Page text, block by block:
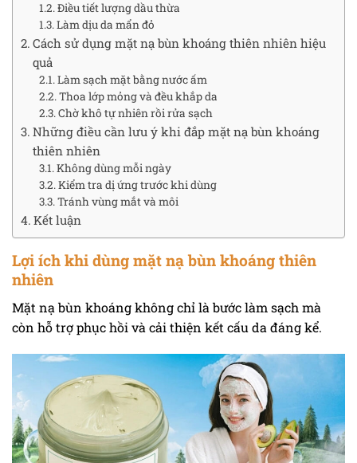
Điều tiết lượng dầu thừa
Làm dịu da mẩn đỏ
Cách sử dụng mặt nạ bùn khoáng thiên nhiên hiệu
quả
Làm sạch mặt bằng nước ấm
Thoa lớp mỏng và đều khắp da
Chờ khô tự nhiên rồi rửa sạch
Những điều cần lưu ý khi đắp mặt nạ bùn khoáng
thiên nhiên
Không dùng mỗi ngày
Kiểm tra dị ứng trước khi dùng
Tránh vùng mắt và môi
Kết luận
Lợi ích khi dùng mặt nạ bùn khoáng thiên
nhiên
Mặt nạ bùn khoáng không chỉ là bước làm sạch mà
còn hỗ trợ phục hồi và cải thiện kết cấu da đáng kể.